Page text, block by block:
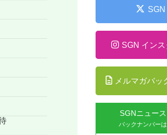
SGN
SGN イン
メルマガバッ
SGNニュー
バックナンバー